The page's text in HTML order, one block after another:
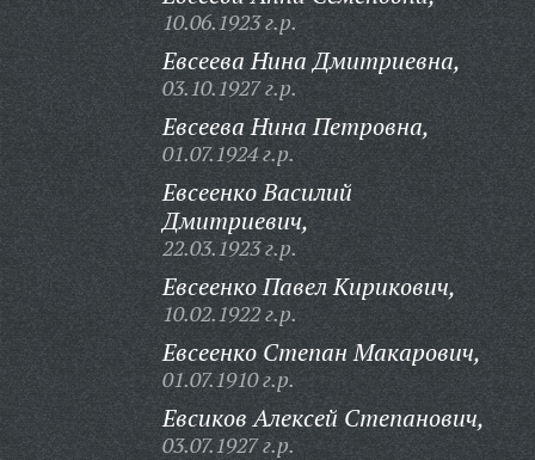
10.06.1923 г.р.
Евсеева Нина Дмитриевна,
03.10.1927 г.р.
Евсеева Нина Петровна,
01.07.1924 г.р.
Евсеенко Василий
Дмитриевич,
22.03.1923 г.р.
Евсеенко Павел Кирикович,
10.02.1922 г.р.
Евсеенко Степан Макарович,
01.07.1910 г.р.
Евсиков Алексей Степанович,
03.07.1927 г.р.